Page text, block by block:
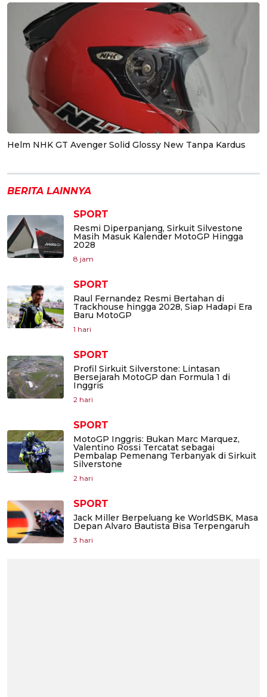
Helm NHK GT Avenger Solid Glossy New Tanpa Kardus
BERITA LAINNYA
SPORT
Resmi Diperpanjang, Sirkuit Silvestone
Masih Masuk Kalender MotoGP Hingga
2028
8 jam
SPORT
Raul Fernandez Resmi Bertahan di
Trackhouse hingga 2028, Siap Hadapi Era
Baru MotoGP
1 hari
SPORT
Profil Sirkuit Silverstone: Lintasan
Bersejarah MotoGP dan Formula 1 di
Inggris
2 hari
SPORT
MotoGP Inggris: Bukan Marc Marquez,
Valentino Rossi Tercatat sebagai
Pembalap Pemenang Terbanyak di Sirkuit
Silverstone
2 hari
SPORT
Jack Miller Berpeluang ke WorldSBK, Masa
Depan Alvaro Bautista Bisa Terpengaruh
3 hari